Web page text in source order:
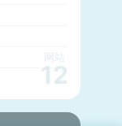
网站
12